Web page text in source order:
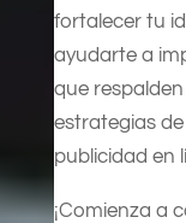
fortalecer tu
ayudarte a
que
estrategias
publicidad en
¡Comienza a